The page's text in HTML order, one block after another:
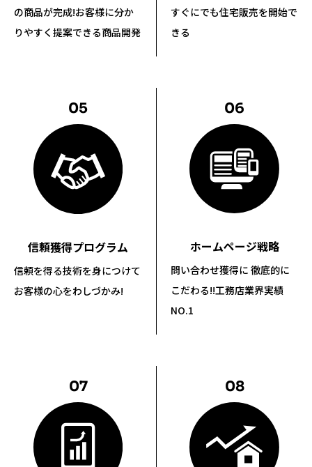
の商品が完成!お客様に分か
りやすく提案できる商品開発
すぐにでも住宅販売を開始で
きる
05
信頼獲得プログラム
信頼を得る技術を身につけて
お客様の心をわしづかみ!
06
ホームページ戦略
問い合わせ獲得に 徹底的に
こだわる!!工務店業界実績
NO.1
07 08